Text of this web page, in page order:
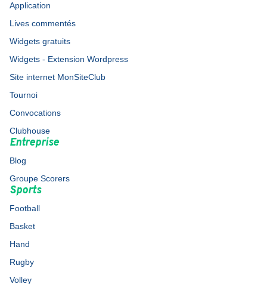
Application
Lives commentés
Widgets gratuits
Widgets - Extension Wordpress
Site internet MonSiteClub
Tournoi
Convocations
Clubhouse
Entreprise
Blog
Groupe Scorers
Sports
Football
Basket
Hand
Rugby
Volley